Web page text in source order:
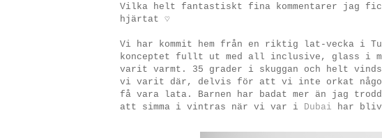
Vilka helt fantastiskt fina kommentarer jag
hjärtat ♡
Vi har kommit hem från en riktig lat-vecka i
konceptet fullt ut med all inclusive, glass i
varit varmt. 35 grader i skuggan och helt
vi varit där, delvis för att vi inte orkat
få vara lata. Barnen har badat mer än jag
att simma i vintras när vi var i Dubai har